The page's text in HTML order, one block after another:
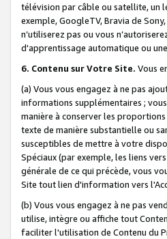
télévision par câble ou satellite, un
exemple, GoogleTV, Bravia de
n’utiliserez pas ou vous
d'apprentissage automatique ou
6. Contenu sur Votre Site. Vous
(a) Vous vous engagez à ne pas
informations supplémentaires ;
manière à conserver les
texte de manière substantielle ou
susceptibles de mettre à votre
Spéciaux (par exemple, les liens
générale de ce qui précède, vous
Site tout lien d'information vers
(b) Vous vous engagez à ne pas
utilise, intègre ou affiche tout
faciliter l'utilisation de Contenu du